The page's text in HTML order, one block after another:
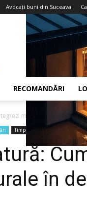
Avocaţi buni din Suceava
RECOMANDĂRI
materialele naturale în
Timp liber
în